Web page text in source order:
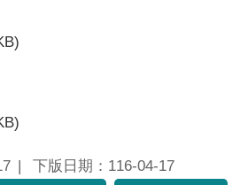
下版日期：116-04-17